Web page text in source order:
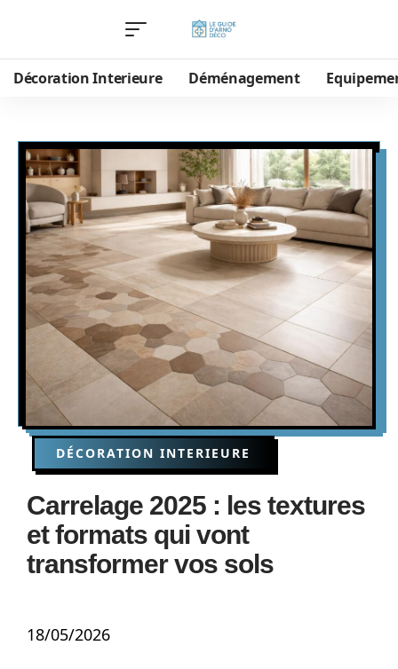
Décoration Interieure Déménagement
DÉCORATION INTERIEURE
Carrelage 2025 : les textures
et formats qui vont
transformer vos sols
18/05/2026